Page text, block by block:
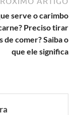
serve o carimbo
Preciso tirar
de comer? Saiba o
que ele significa